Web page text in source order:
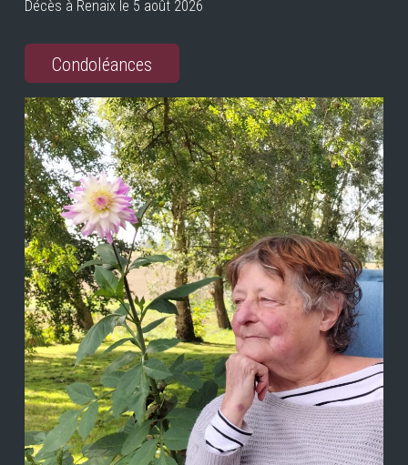
Décès à Renaix le 5 août 2026
Condoléances